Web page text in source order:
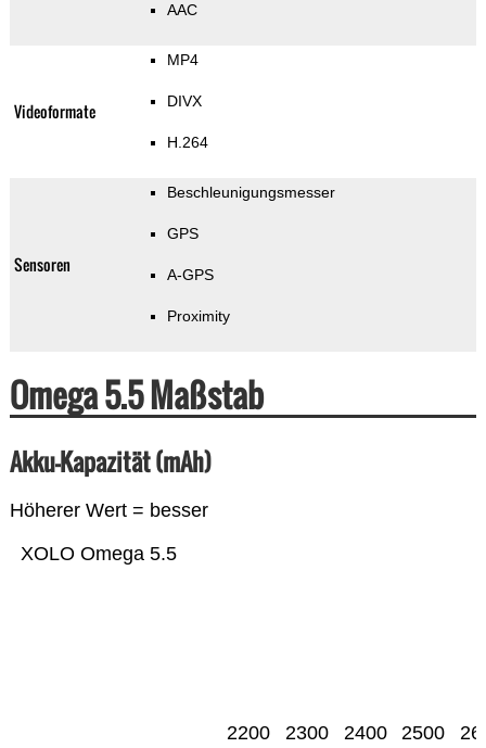
AAC
Videoformate
MP4
DIVX
H.264
Sensoren
Beschleunigungsmesser
GPS
A-GPS
Proximity
Omega 5.5 Maßstab
Akku-Kapazität (mAh)
Höherer Wert = besser
XOLO Omega 5.5
2200 2300 2400 2500